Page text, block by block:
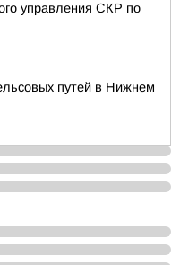
управления СКР по
путей в Нижнем